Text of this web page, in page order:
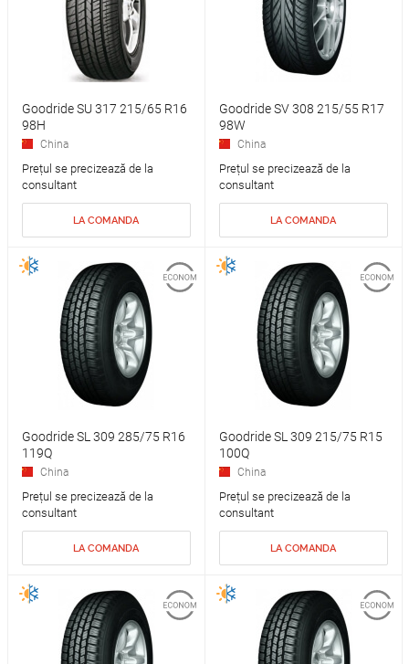
Goodride SU 317 215/65 R16
98H
China
Prețul se precizează de la
consultant
LA COMANDA
Goodride SV 308 215/55 R17
98W
China
Prețul se precizează de la
consultant
LA COMANDA
Goodride SL 309 285/75 R16
119Q
China
Prețul se precizează de la
consultant
LA COMANDA
Goodride SL 309 215/75 R15
100Q
China
Prețul se precizează de la
consultant
LA COMANDA